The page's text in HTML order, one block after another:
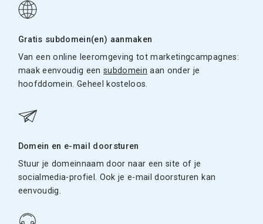
Gratis subdomein(en) aanmaken
Van een online leeromgeving tot marketingcampagnes:
maak eenvoudig eensubdomein aan onder je
hoofddomein. Geheel kosteloos.
Domein en e-mail doorsturen
Stuur je domeinnaam door naar een site of je
socialmedia-profiel. Ook je e-mail doorsturen kan
eenvoudig.